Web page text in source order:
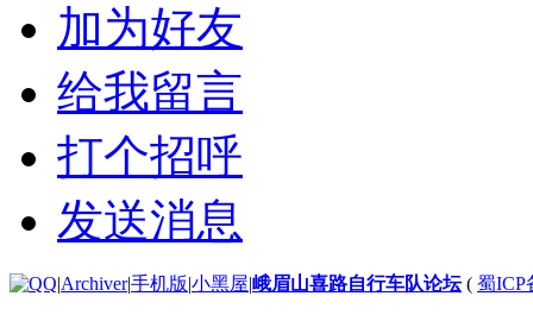
加为好友
给我留言
打个招呼
发送消息
|Archiver|手机版|小黑屋|峨眉山喜路自行车队论坛( 蜀ICP